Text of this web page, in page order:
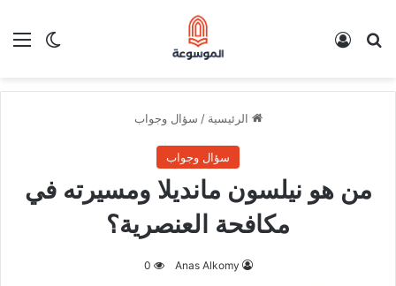
الوضع بحث عن
الرئيسية / سؤال وجواب
سؤال وجواب
من هو نيلسون مانديلا ومسيرته في
مكافحة العنصرية؟
Anas Alkomy
0